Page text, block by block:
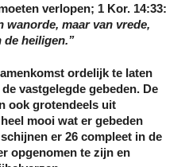
verlopen; 1 Kor. 14:33:
wanorde, maar van vrede,
heiligen.’’
ordelijk te laten
vastgelegde gebeden. De
ook grotendeels uit
mooi wat er gebeden
er 26 compleet in de
opgenomen te zijn en